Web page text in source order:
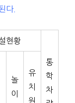
다.
현황
통
학
차
놀
이
유
치
원